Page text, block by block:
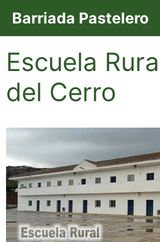
contenido
Barriada Pastelero
Escuela
del Cerro